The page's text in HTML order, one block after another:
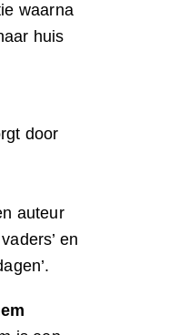
waarna
huis
door
auteur
en